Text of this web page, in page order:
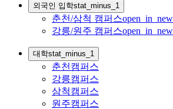
외국인 입학stat_minus_1
춘천/삼척 캠퍼스open_in_new
강릉/원주 캠퍼스open_in_new
대학stat_minus_1
춘천캠퍼스
강릉캠퍼스
삼척캠퍼스
원주캠퍼스